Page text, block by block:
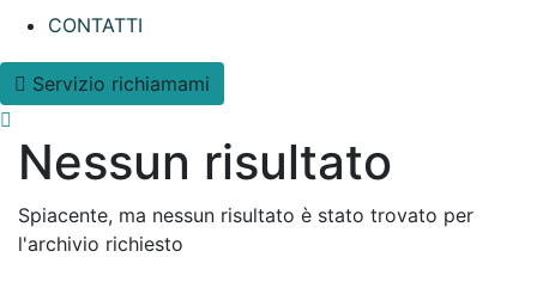
CONTATTI
Servizio richiamami
Nessun risultato
Spiacente, ma nessun risultato è stato trovato per
l'archivio richiesto